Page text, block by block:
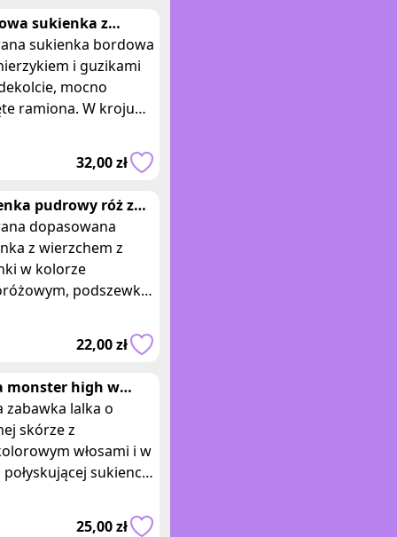
sukienka z
i wyciętymi
sukienka bordowa
i guzikami
mocno
ramiona. W kroju
32,00 zł
pudrowy róż z
w kwiaty
dopasowana
z wierzchem z
w kolorze
podszewka
mini, rękawy 3/4,
na plecach, dekolt
22,00 zł
monster high w
sukience
zabawka lalka o
skórze z
włosami i w
połyskującej sukience.
3 takie same
25,00 zł